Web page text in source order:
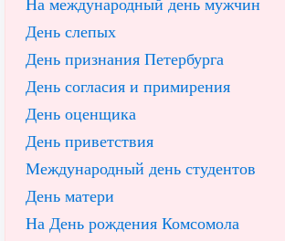
На международный день мужчин
День слепых
День признания Петербурга
День согласия и примирения
День оценщика
День приветствия
Международный день студентов
День матери
На День рождения Комсомола